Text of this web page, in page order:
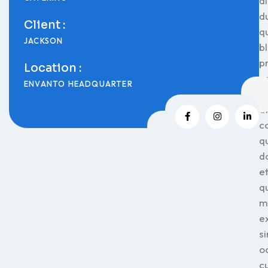
Client :
JACKSON
Location :
ENVANTO HEADQUARTER
et